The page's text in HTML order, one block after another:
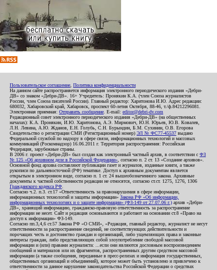
Пользовательское соглашение Политика конфиденциальности
На данном сайте распространяется информация электронного периодического издания «Дебри-
ДВ» со знаком «Дебри-ДВ». 16+ Учредитель: Пронякин К.А. (член Союза журналистов
России, член Союза писателей России). Главный редактор: Харитонова И.Ю. Адрес редакции:
680032, Хабаровский край, Хабаровск, проспект 60-летия Октября, 88-46, т./ф.84212296081.
Электронная приемная: Отправить сообщение . E-mail: editor@debri-dv.com
Редакционный совет электронного периодического издания «Дебри-ДВ» (на общественных
началах): К.А. Пронякин, И.Ю. Харитонова, А.Э. Мирмович, Ю.Н. Юрьев, Ю.В. Ковалев,
Л.Н. Левина, А.Ю. Жданов, Е.Н. Голубь, С.Н. Бурындин, Б.М. Сухинин, О.В. Егорова
Свидетельство о регистрации СМИ (Регистрационный номер) ЭЛ № ФС77-45537 выдано
Федеральной службой по надзору в сфере связи, информационных технологий и массовых
коммуникаций (Роскомнадзор) 16.06.2011 г. Территория распространения: Российская
Федерация, зарубежные страны.
В 2006 г. проект «Дебри-ДВ» был создан как электронный частный архив, в соответствии с ФЗ
№ 125 «Об архивном деле в Российской Федерации» , согласно п. 2 ст. 13 «Создание архивов».
Основной фонд архива составляют публикации газет и журналов, изданные книги, а также
рукописи по дальневосточной (РФ) тематике. Доступ к архивным документам является
открытым в электронном виде, согласно п. 1 ст. 24 вышеобозначенного закона. Архивные
документы к частной собственности редакции не относятся, согласно ст.ст. 1275, 1276, 1306
Гражданского кодекса РФ
Согласно ч.2. п.3. ст.17 «Ответственность за правонарушения в сфере информации,
информационных технологий и защиты информации» Закона РФ «Об информации,
информационных технологиях и о защите информации» (ФЗ-149 от 27.07.06 г.) архив «Дебри-
ДВ», хранящий информацию, гражданско-правовую ответственность за распространение
информации не несет. Сайт и редакция основываются и работают на основании ст.8 «Право на
доступ к информации» ФЗ-149.
Согласно пп.3,4,6 ст.57 Закона РФ «О СМИ», «Редакция, главный редактор, журналист не несут
ответственности за распространение сведений, не соответствующих действительности и
порочащих честь и достоинство граждан и организаций, либо ущемляющих права и законные
интересы граждан, либо представляющих собой злоупотребление свободой массовой
информации и (или) правами журналиста: ...если они являются дословным воспроизведением
сообщений и материалов или их фрагментов, распространенных другим средством массовой
информации (а также сообщения, переданные в пресс-релизах и информация государственных,
общественных организаций и объединений), которое может быть установлено и привлечено к
ответственности за данное нарушение законодательства Российской Федерации о средствах